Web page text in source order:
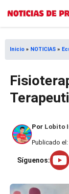
Saltar
contenido
Inicio » NOTICIAS »
Por Lobito
Publicado
Síguenos: